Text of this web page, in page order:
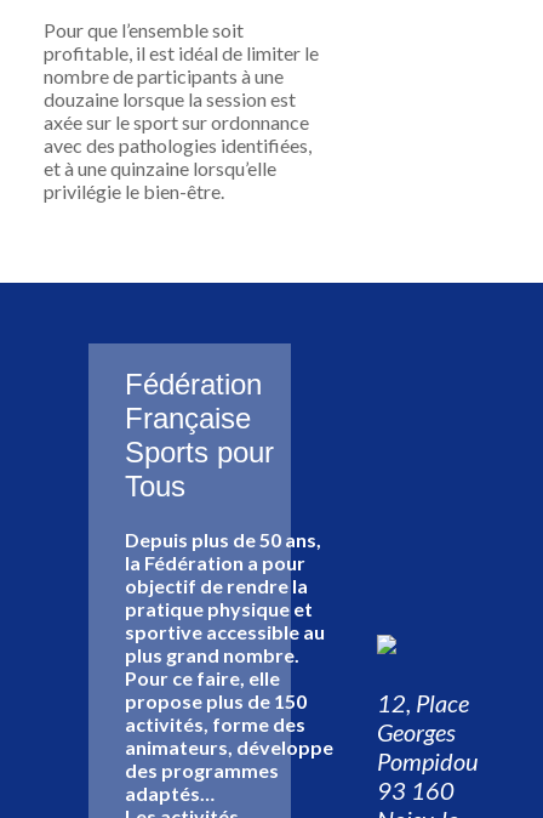
Pour que l’ensemble soit
profitable, il est idéal de limiter le
nombre de participants à une
douzaine lorsque la session est
axée sur le sport sur ordonnance
avec des pathologies identifiées,
et à une quinzaine lorsqu’elle
privilégie le bien-être.
Fédération
Française
Sports pour
Tous
Depuis plus de 50 ans,
la Fédération a pour
objectif de rendre la
pratique physique et
sportive accessible au
plus grand nombre.
Pour ce faire, elle
propose plus de 150
activités, forme des
animateurs, développe
des programmes
adaptés…
12, Place
Georges
Pompidou
93 160